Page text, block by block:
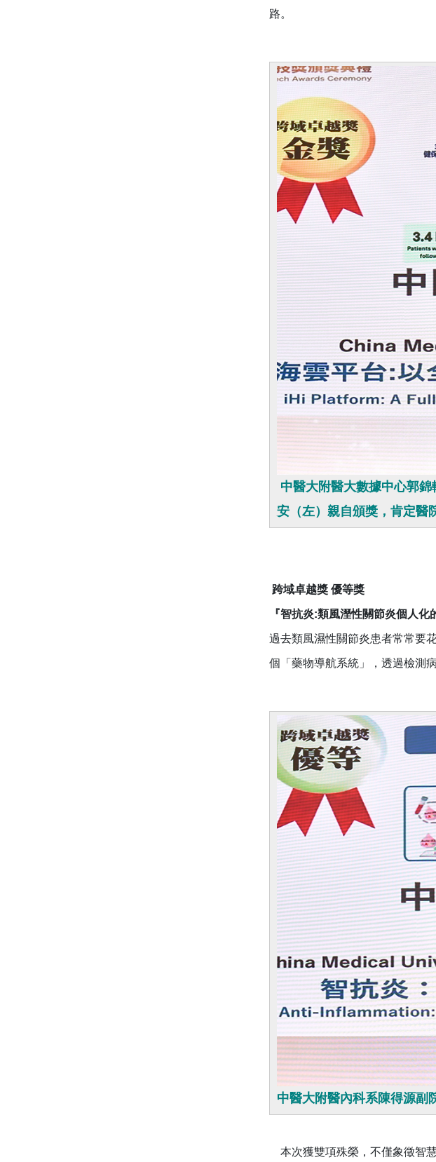
路。
中醫大附醫大數據中心郭
安（左）親自頒獎，肯定醫
跨域卓越獎 優等獎
『智抗炎:類風溼性關節炎個人化
過去類風濕性關節炎患者常常要
個「藥物導航系統」，透過檢測
中醫大附醫內科系陳得源副
本次獲雙項殊榮，不僅象徵智